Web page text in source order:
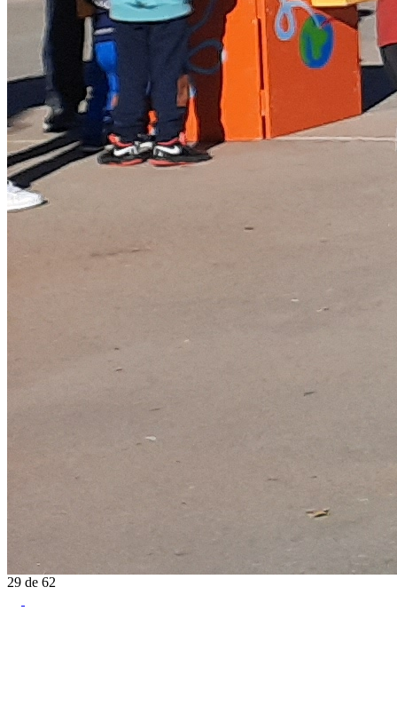
29 de 62